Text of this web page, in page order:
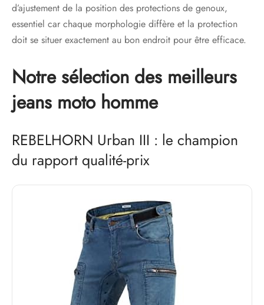
d’ajustement de la position des protections de genoux,
essentiel car chaque morphologie diffère et la protection
doit se situer exactement au bon endroit pour être efficace.
Notre sélection des meilleurs
jeans moto homme
REBELHORN Urban III : le champion
du rapport qualité-prix